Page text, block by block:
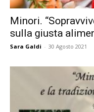
Minori.
sulla giusta
Sara Galdi - 30 Agosto 2021